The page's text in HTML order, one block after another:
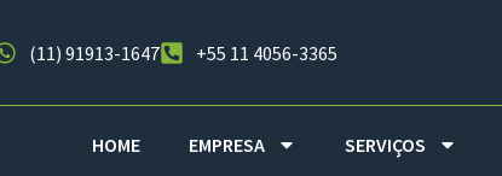
(11) 91913-1647 +55 11 4056-3365
HOME EMPRESA SERVIÇOS